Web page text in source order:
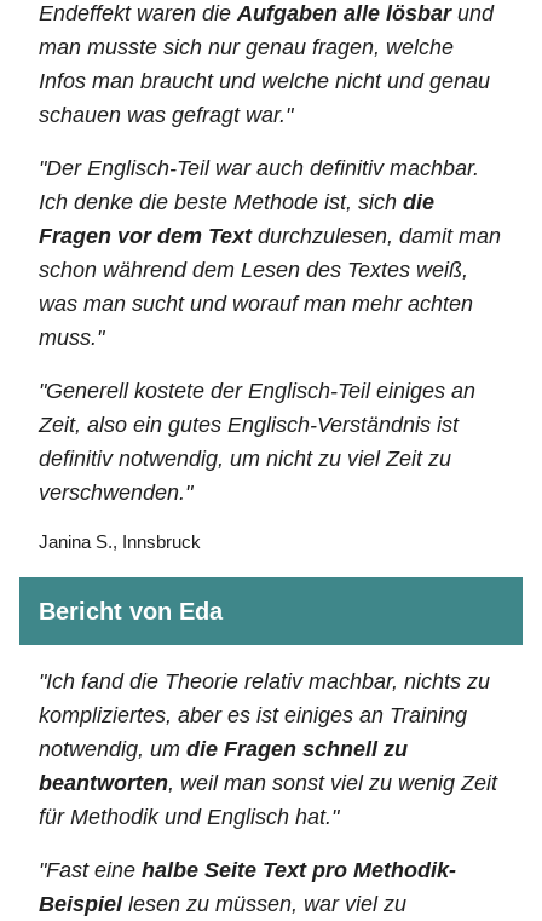
Endeffekt waren dieAufgaben alle lösbarund
man musste sich nur genau fragen, welche
Infos man braucht und welche nicht und genau
schauen was gefragt war."
"Der Englisch-Teil war auch definitiv machbar.
Ich denke die beste Methode ist, sich die
Fragen vor dem Textdurchzulesen, damit man
schon während dem Lesen des Textes weiß,
was man sucht und worauf man mehr achten
muss."
"Generell kostete der Englisch-Teil einiges an
Zeit, also ein gutes Englisch-Verständnis ist
definitiv notwendig, um nicht zu viel Zeit zu
verschwenden."
Janina S., Innsbruck
Bericht von Eda
"Ich fand die Theorie relativ machbar, nichts zu
kompliziertes, aber es ist einiges an Training
notwendig, um die Fragen schnell zu
beantworten, weil man sonst viel zu wenig Zeit
für Methodik und Englisch hat."
"Fast eine halbe Seite Text pro Methodik-
Beispiellesen zu müssen, war viel zu